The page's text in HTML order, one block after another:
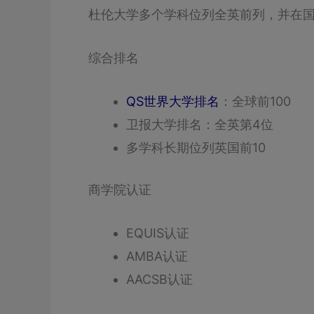
杜伦大学多个学科位列全英前列，并在
综合排名
QS世界大学排名 ：全球前100
卫报大学排名：全英第4位
多学科长期位列英国前10
商学院认证
EQUIS认证
AMBA认证
AACSB认证